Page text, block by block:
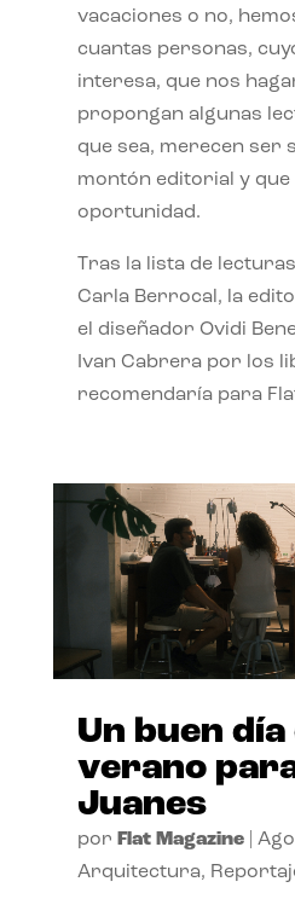
vacaciones o no,
cuantas personas,
interesa, que nos
propongan algunas
que sea, merecen ser
montón editorial y que
oportunidad.
Tras la lista de
Carla Berrocal, la
el diseñador Ovidi
Ivan Cabrera por los
recomendaría para
Un buen día
verano
Juanes
por Flat Magazine|
Arquitectura,